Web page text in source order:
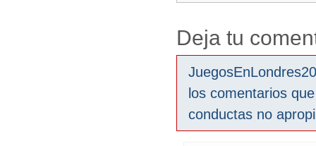
Deja tu
los comentarios
conductas no